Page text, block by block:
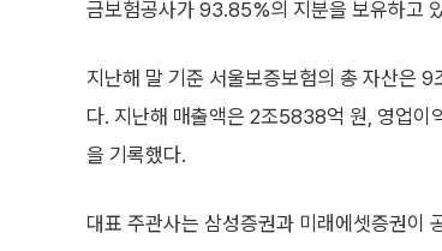
금보험공사가 93.85%의 지분을 보유하고
지난해 말 기준 서울보증보험의 총 자산은
다. 지난해 매출액은 2조5838억 원, 영업
을 기록했다.
대표 주관사는 삼성증권과 미래에셋증권이